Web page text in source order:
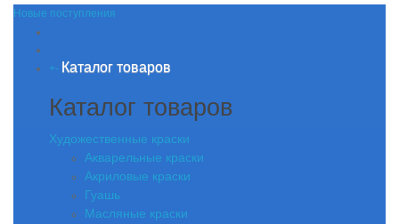
Новые поступления
+- Каталог товаров
Каталог товаров
Художественные краски
Акварельные краски
Акриловые краски
Гуашь
Масляные краски